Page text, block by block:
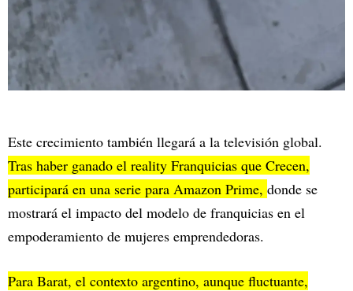
Este crecimiento también llegará a la televisión global.
Tras haber ganado el reality Franquicias que Crecen,
participará en una serie para Amazon Prime, donde se
mostrará el impacto del modelo de franquicias en el
empoderamiento de mujeres emprendedoras.
Para Barat, el contexto argentino, aunque fluctuante,